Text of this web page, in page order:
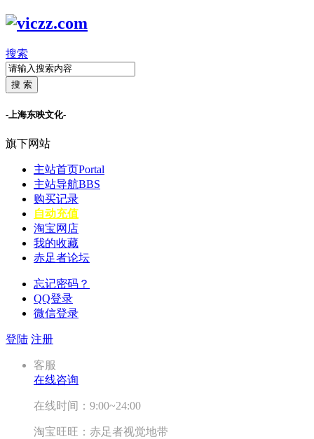
搜索
搜 索
-上海东映文化-
旗下网站
主站首页Portal
主站导航BBS
购买记录
自动充值
淘宝网店
我的收藏
赤足者论坛
忘记密码？
QQ登录
微信登录
登陆 注册
客服
在线咨询
在线时间：9:00~24:00
淘宝旺旺：赤足者视觉地带